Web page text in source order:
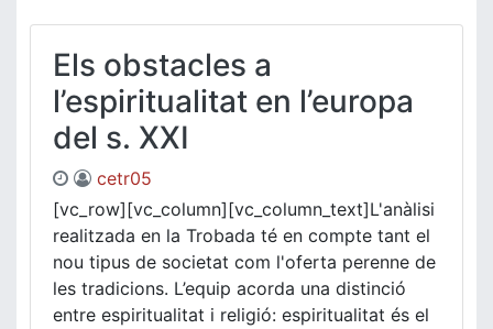
Els obstacles a
l’espiritualitat en l’europa
del s. XXI
cetr05
[vc_row][vc_column][vc_column_text]L'anàlisi
realitzada en la Trobada té en compte tant el
nou tipus de societat com l'oferta perenne de
les tradicions. L’equip acorda una distinció
entre espiritualitat i religió: espiritualitat és el